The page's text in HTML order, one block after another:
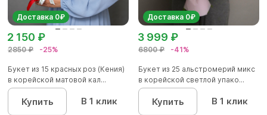
Доставка 0₽
2850 ₽ -25%
2 150 ₽
Букет из 15 красных роз (Кения)
в корейской матовой кал...
Купить В 1 клик
Доставка 0₽
6800 ₽ -41%
3 999 ₽
Букет из 25 альстромерий микс
в корейской светлой упако...
Купить В 1 клик